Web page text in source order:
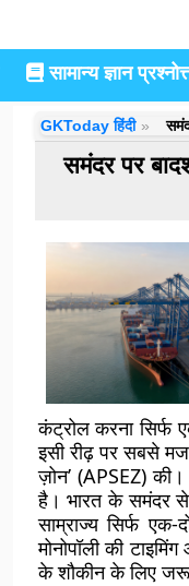
सामान्य ज्ञान
GKToday हिंदी
समंदर पर
कंट्रोल करना सिर्फ
इसी रीढ़ पर सबसे
ज़ोन’ (APSEZ)
है। भारत के समंदर
साम्राज्य सिर्फ
मोनोपॉली की
के शौकीन के लिए